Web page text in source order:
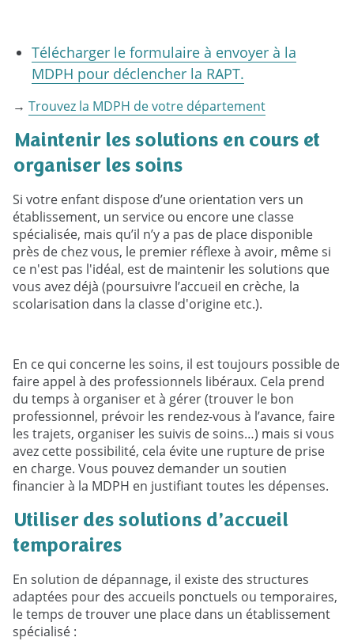
Télécharger le formulaire à envoyer à la
MDPH pour déclencher la RAPT.
→ Trouvez la MDPH de votre département
Maintenir les solutions en cours et
organiser les soins
Si votre enfant dispose d’une orientation vers un
établissement, un service ou encore une classe
spécialisée, mais qu’il n’y a pas de place disponible
près de chez vous, le premier réflexe à avoir, même si
ce n'est pas l'idéal, est de maintenir les solutions que
vous avez déjà (poursuivre l’accueil en crèche, la
scolarisation dans la classe d'origine etc.).
En ce qui concerne les soins, il est toujours possible de
faire appel à des professionnels libéraux. Cela prend
du temps à organiser et à gérer (trouver le bon
professionnel, prévoir les rendez-vous à l’avance, faire
les trajets, organiser les suivis de soins…) mais si vous
avez cette possibilité, cela évite une rupture de prise
en charge. Vous pouvez demander un soutien
financier à la MDPH en justifiant toutes les dépenses.
Utiliser des solutions d’accueil
temporaires
En solution de dépannage, il existe des structures
adaptées pour des accueils ponctuels ou temporaires,
le temps de trouver une place dans un établissement
spécialisé :